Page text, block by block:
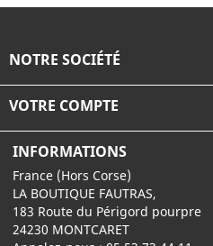
NOTRE SOCIÉTÉ
VOTRE COMPTE
INFORMATIONS
France (Hors Corse)
LA BOUTIQUE FAUTRAS,
183 Route du Périgord pourpre
24230 MONTCARET